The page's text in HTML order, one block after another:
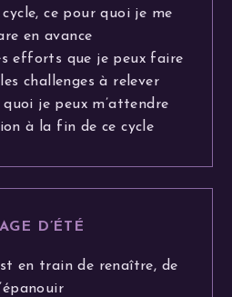
ce pour quoi je me
en avance
efforts que je peux faire
challenges à relever
quoi je peux m’attendre
à la fin de ce cycle
D’ÉTÉ
en train de renaître, de